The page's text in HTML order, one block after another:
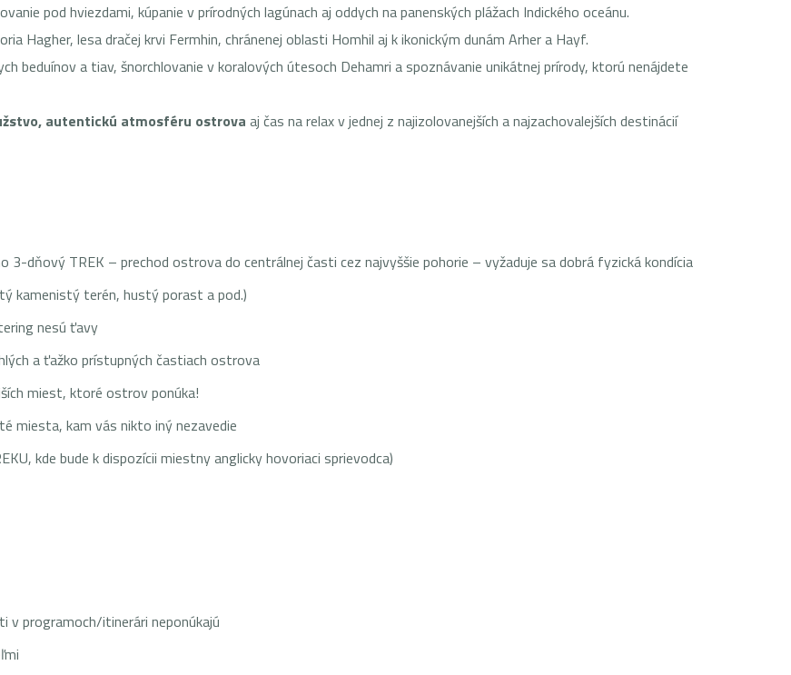
pod hviezdami, kúpanie v prírodných lagúnach aj oddych na panenských plážach Indického oceánu.
Hagher, lesa dračej krvi Fermhin, chránenej oblasti Homhil aj k ikonickým dunám Arher a Hayf.
beduínov a tiav, šnorchlovanie v koralových útesoch Dehamri a spoznávanie unikátnej prírody, ktorú nenájdete
autentickú atmosféru ostrova aj čas na relax v jednej z najizolovanejších a najzachovalejších destinácií
dňový TREK – prechod ostrova do centrálnej časti cez najvyššie pohorie – vyžaduje sa dobrá fyzická kondícia
kamenistý terén, hustý porast a pod.)
nesú ťavy
a ťažko prístupných častiach ostrova
miest, ktoré ostrov ponúka!
miesta, kam vás nikto iný nezavedie
kde bude k dispozícii miestny anglicky hovoriaci sprievodca)
programoch/itinerári neponúkajú